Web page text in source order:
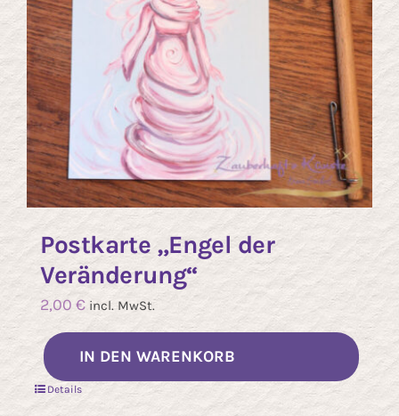
Postkarte „Engel der
Veränderung“
2,00 € incl. MwSt.
IN DEN WARENKORB
Details